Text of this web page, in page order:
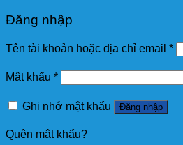
Đăng nhập
Tên tài khoản hoặc địa chỉ email *
Mật khẩu *
Ghi nhớ mật khẩu Đăng nhập
Quên mật khẩu?